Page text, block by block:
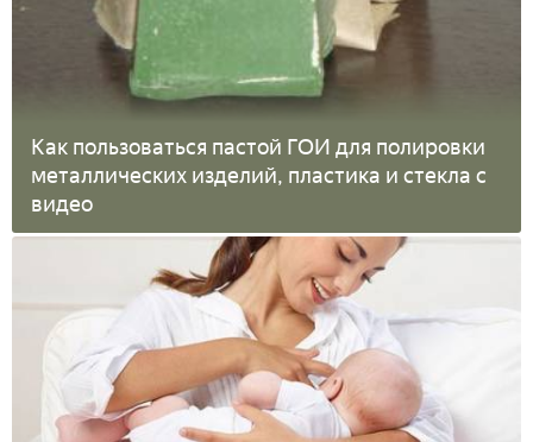
Как пользоваться пастой ГОИ для полировки
металлических изделий, пластика и стекла с
видео